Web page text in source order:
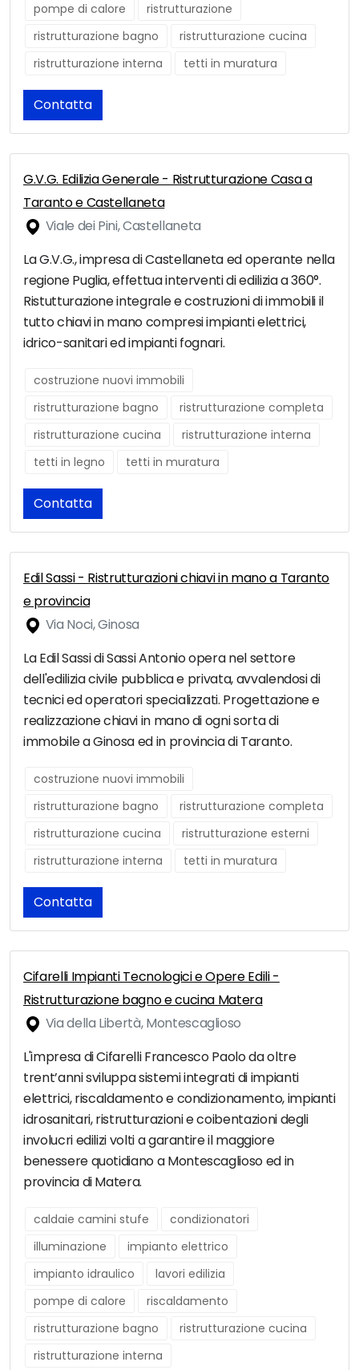
pompe di calore
ristrutturazione
ristrutturazione bagno
ristrutturazione cucina
ristrutturazione interna
tetti in muratura
Contatta
G.V.G. Edilizia Generale - Ristrutturazione Casa a
Taranto e Castellaneta
Viale dei Pini, Castellaneta
La G.V.G., impresa di Castellaneta ed operante nella
regione Puglia, effettua interventi di edilizia a 360°.
Ristutturazione integrale e costruzioni di immobili il
tutto chiavi in mano compresi impianti elettrici,
idrico-sanitari ed impianti fognari.
costruzione nuovi immobili
ristrutturazione bagno
ristrutturazione completa
ristrutturazione cucina
ristrutturazione interna
tetti in legno
tetti in muratura
Contatta
Edil Sassi - Ristrutturazioni chiavi in mano a Taranto
e provincia
Via Noci, Ginosa
La Edil Sassi di Sassi Antonio opera nel settore
dell'edilizia civile pubblica e privata, avvalendosi di
tecnici ed operatori specializzati. Progettazione e
realizzazione chiavi in mano di ogni sorta di
immobile a Ginosa ed in provincia di Taranto.
costruzione nuovi immobili
ristrutturazione bagno
ristrutturazione completa
ristrutturazione cucina
ristrutturazione esterni
ristrutturazione interna
tetti in muratura
Contatta
Cifarelli Impianti Tecnologici e Opere Edili -
Ristrutturazione bagno e cucina Matera
Via della Libertà, Montescaglioso
L'impresa di Cifarelli Francesco Paolo da oltre
trent’anni sviluppa sistemi integrati di impianti
elettrici, riscaldamento e condizionamento, impianti
idrosanitari, ristrutturazioni e coibentazioni degli
involucri edilizi volti a garantire il maggiore
benessere quotidiano a Montescaglioso ed in
provincia di Matera.
caldaie camini stufe
condizionatori
illuminazione
impianto elettrico
impianto idraulico
lavori edilizia
pompe di calore
riscaldamento
ristrutturazione bagno
ristrutturazione cucina
ristrutturazione interna